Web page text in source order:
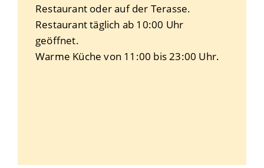
Restaurant oder auf der Terasse.
Restaurant täglich ab 10:00 Uhr
geöffnet.
Warme Küche von 11:00 bis 23:00 Uhr.